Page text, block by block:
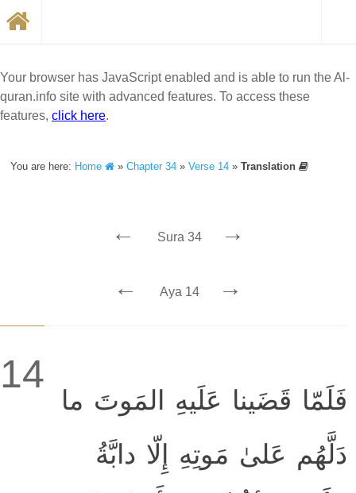
Your browser has JavaScript enabled and is able to run the Al-
quran.info site with advanced features. To access these
features, click here.
You are here: Home »Chapter 34 »Verse 14 »Translation
← Sura 34 →
← Aya 14 →
14
فَلَمّا قَضَينا عَلَيهِ المَوتَ ما
دَلَّهُم عَلىٰ مَوتِهِ إِلّا دابَّةُ